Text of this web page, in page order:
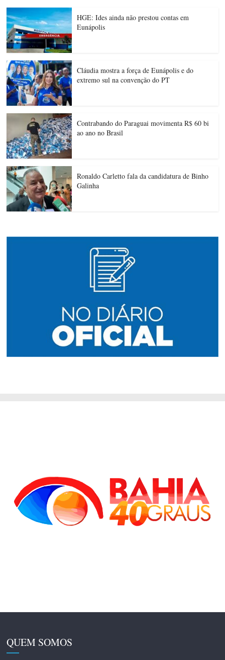
HGE: Ides ainda não prestou contas em
Eunápolis
Cláudia mostra a força de Eunápolis e do
extremo sul na convenção do PT
Contrabando do Paraguai movimenta R$ 60 bi
ao ano no Brasil
Ronaldo Carletto fala da candidatura de Binho
Galinha
QUEM SOMOS